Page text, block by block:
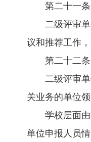
第二十一
二级评审
议和推荐工作
第二十二
二级评审
关业务的单位
学校层面
单位申报人员情